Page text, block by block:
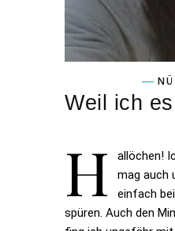
Weil ich
H
allöchen!
mag auch
einfach
spüren. Auch den